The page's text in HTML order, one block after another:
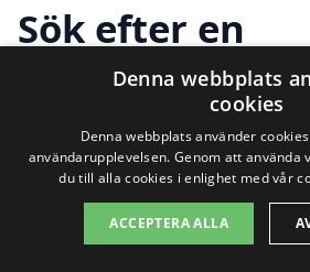
Sök efter en
professionell
solpaneler i
städer nära
Denna webbplats
cookies
Denna webbplats använder
användarupplevelsen. Genom att använda
du till alla cookies i enlighet med vår
ACCEPTERA ALLA